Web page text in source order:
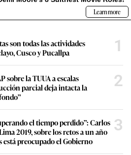
son todas las actividades
Cusco y Pucallpa
1
sobre la TUUA a escalas
parcial deja intacta la
2
el tiempo perdido”: Carlos
2019, sobre los retos a un año
está preocupado el Gobierno
3